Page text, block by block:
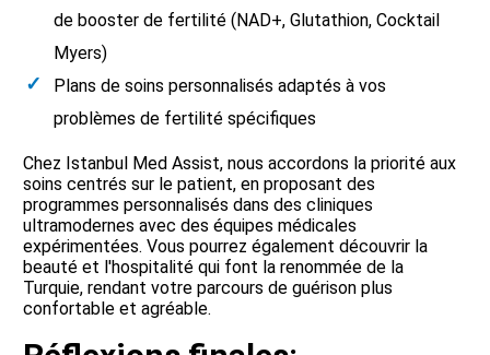
de booster de fertilité (NAD+, Glutathion, Cocktail
Myers)
Plans de soins personnalisés adaptés à vos
problèmes de fertilité spécifiques
Chez Istanbul Med Assist, nous accordons la priorité aux
soins centrés sur le patient, en proposant des
programmes personnalisés dans des cliniques
ultramodernes avec des équipes médicales
expérimentées. Vous pourrez également découvrir la
beauté et l'hospitalité qui font la renommée de la
Turquie, rendant votre parcours de guérison plus
confortable et agréable.